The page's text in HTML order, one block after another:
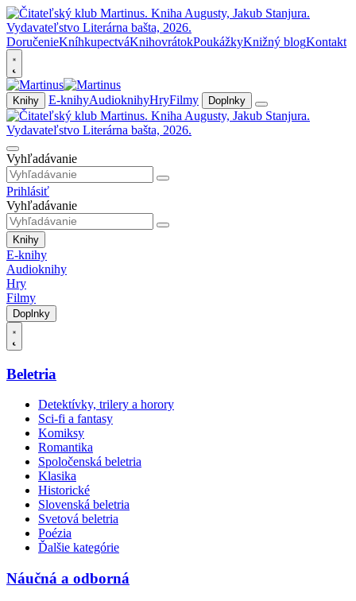
DoručenieKníhkupectváKnihovrátokPoukážkyKnižný blogKontakt
Knihy E-knihyAudioknihyHryFilmy Doplnky
Vyhľadávanie
Prihlásiť
Vyhľadávanie
Knihy
E-knihy
Audioknihy
Hry
Filmy
Doplnky
Beletria
Detektívky, trilery a horory
Sci-fi a fantasy
Komiksy
Romantika
Spoločenská beletria
Klasika
Historické
Slovenská beletria
Svetová beletria
Poézia
Ďalšie kategórie
Náučná a odborná